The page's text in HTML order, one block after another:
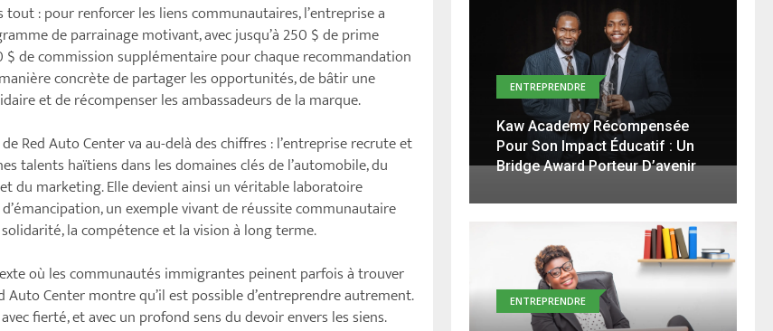
tout : pour renforcer les liens communautaires, l’entreprise a
de parrainage motivant, avec jusqu’à 250 $ de prime
$ de commission supplémentaire pour chaque recommandation
concrète de partager les opportunités, de bâtir une
et de récompenser les ambassadeurs de la marque.
Red Auto Center va au-delà des chiffres : l’entreprise recrute et
talents haïtiens dans les domaines clés de l’automobile, du
du marketing. Elle devient ainsi un véritable laboratoire
un exemple vivant de réussite communautaire
la compétence et la vision à long terme.
où les communautés immigrantes peinent parfois à trouver
Auto Center montre qu’il est possible d’entreprendre autrement.
fierté, et avec un profond sens du devoir envers les siens.
ENTREPRENDRE
Kaw Academy Récompensée
Pour Son Impact Éducatif : Un
Bridge Award Porteur D’avenir
ENTREPRENDRE